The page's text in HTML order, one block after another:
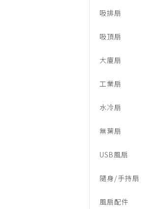
吸排扇
吸頂扇
大廈扇
工業扇
水冷扇
無葉扇
USB風扇
隨身/手持扇
風扇配件